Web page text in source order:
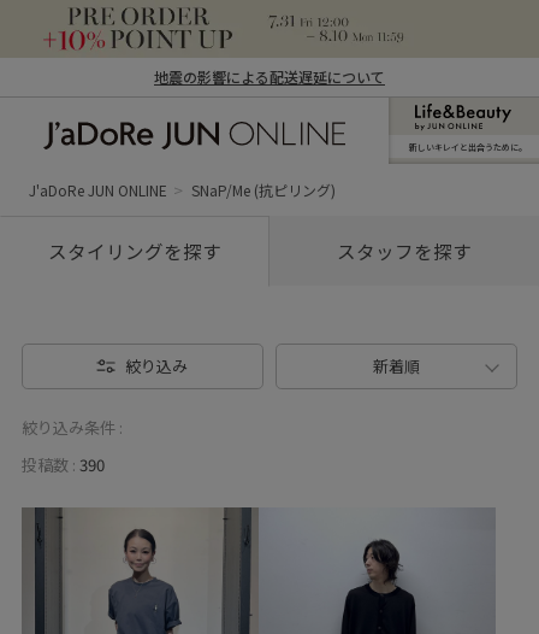
地震の影響による配送遅延について
ン オンライン）
新しいキレイと出合うために。
J'aDoRe JUN ONLINE SNaP/Me (抗ピリング)
スタイリングを探す スタッフを探す
絞り込み 新着順
絞り込み条件 :
投稿数 : 390